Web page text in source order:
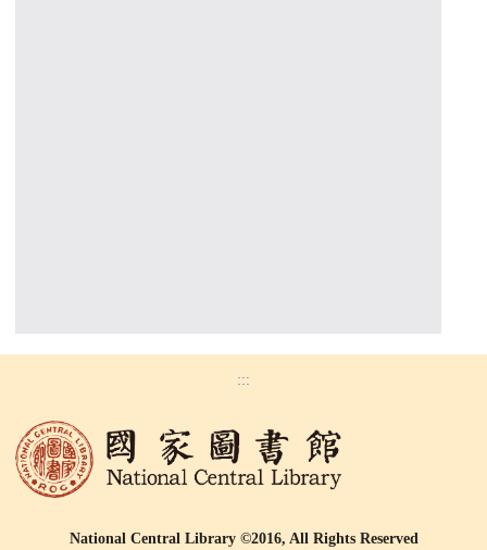
:::
National Central Library ©2016, All Rights Reserved